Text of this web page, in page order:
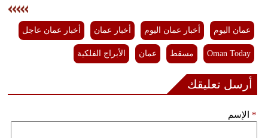
علوم
وتكنولوجيا
عمان اليوم أخبار عمان اليوم أخبار عمان أخبار عمان عاجل
Oman Today مسقط عمان الأبراج الفلكية
أرسل تعليقك
الإسم *